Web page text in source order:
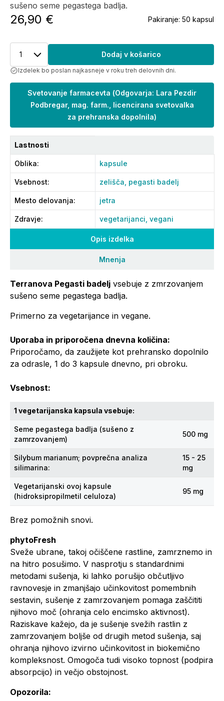
Opis izdelka
Mnenja
Terranova Pegasti badelj vsebuje z zmrzovanjem
sušeno seme pegastega badlja.
Primerno za vegetarijance in vegane.
Uporaba in priporočena dnevna količina:
Priporočamo, da zaužijete kot prehransko dopolnilo
za odrasle, 1 do 3 kapsule dnevno, pri obroku.
Vsebnost:
1 vegetarijanska kapsula vsebuje:
Seme pegastega badlja (sušeno z
zamrzovanjem)
500 mg
Silybum marianum; povprečna analiza
silimarina:
15 - 25
mg
Vegetarijanski ovoj kapsule
(hidroksipropilmetil celuloza)
95 mg
Brez pomožnih snovi.
phytoFresh
Sveže ubrane, takoj očiščene rastline, zamrznemo in
na hitro posušimo. V nasprotju s standardnimi
metodami sušenja, ki lahko porušijo občutljivo
ravnovesje in zmanjšajo učinkovitost pomembnih
sestavin, sušenje z zamrzovanjem pomaga zaščititi
njihovo moč (ohranja celo encimsko aktivnost).
Raziskave kažejo, da je sušenje svežih rastlin z
zamrzovanjem boljše od drugih metod sušenja, saj
ohranja njihovo izvirno učinkovitost in biokemično
kompleksnost. Omogoča tudi visoko topnost (podpira
absorpcijo) in večjo obstojnost.
Opozorila:
sušeno seme pegastega badlja.
26,90 € Pakiranje: 50 kapsul
1 Dodaj v košarico
Izdelek bo poslan najkasneje v roku treh delovnih dni.
Svetovanje farmacevta (Odgovarja: Lara Pezdir
Podbregar, mag. farm., licencirana svetovalka
za prehranska dopolnila)
Lastnosti
Oblika: kapsule
Vsebnost: zelišča, pegasti badelj
Mesto delovanja: jetra
Zdravje: vegetarijanci, vegani